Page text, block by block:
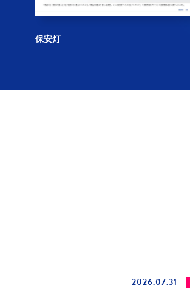
RGコーン／RSコーン
2026.07.31